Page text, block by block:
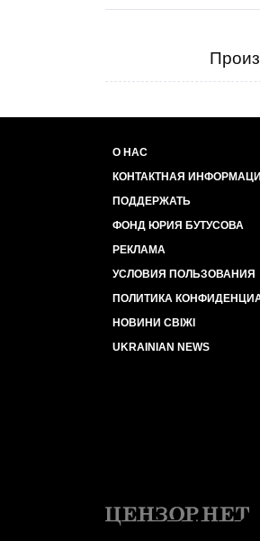
О НАС
КОНТАКТНАЯ
ПОДДЕРЖАТЬ
ФОНД ЮРИЯ БУТУСОВА
РЕКЛАМА
УСЛОВИЯ ПОЛЬЗОВАНИЯ
ПОЛИТИКА
НОВИНИ СВІЖІ
UKRAINIAN NEWS